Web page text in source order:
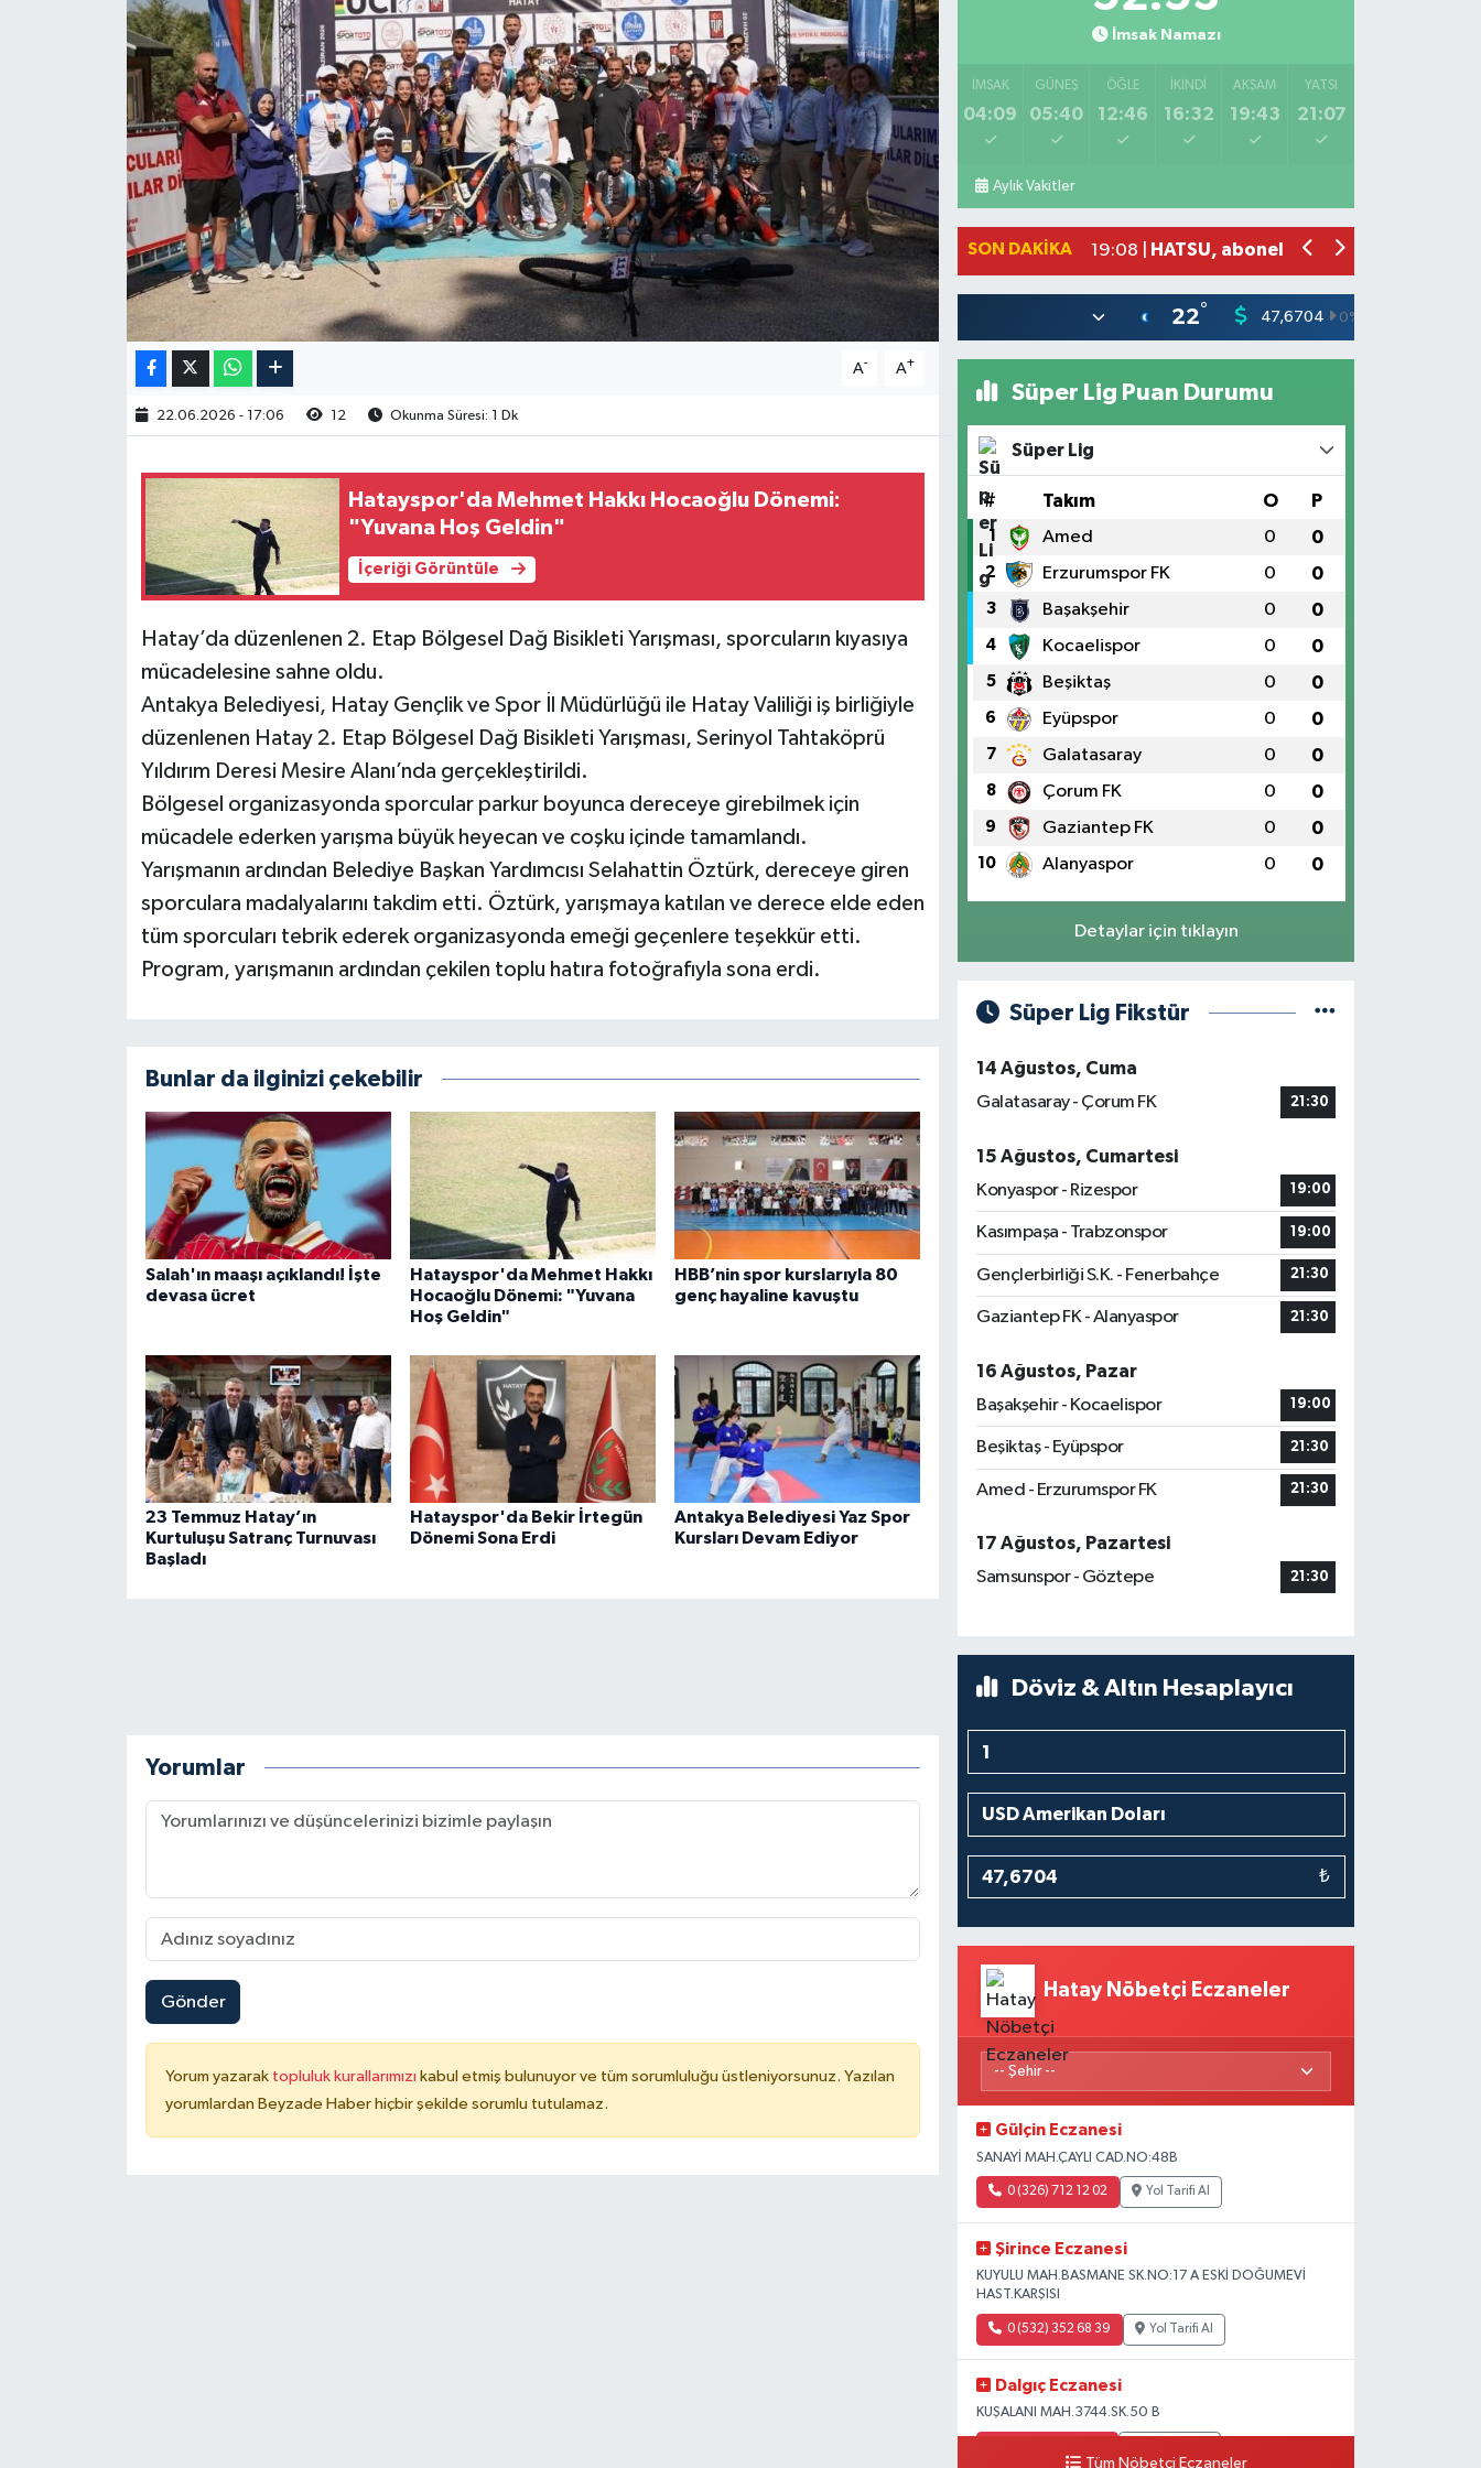
A- A+
22.06.2026 - 17:06 12 Okunma Süresi: 1 Dk
Hatayspor'da Mehmet Hakkı Hocaoğlu Dönemi:
"Yuvana Hoş Geldin"
İçeriği Görüntüle
Hatay’da düzenlenen 2. Etap Bölgesel Dağ Bisikleti Yarışması, sporcuların kıyasıya
mücadelesine sahne oldu.
Antakya Belediyesi, Hatay Gençlik ve Spor İl Müdürlüğü ile Hatay Valiliği iş birliğiyle
düzenlenen Hatay 2. Etap Bölgesel Dağ Bisikleti Yarışması, Serinyol Tahtaköprü
Yıldırım Deresi Mesire Alanı’nda gerçekleştirildi.
Bölgesel organizasyonda sporcular parkur boyunca dereceye girebilmek için
mücadele ederken yarışma büyük heyecan ve coşku içinde tamamlandı.
Yarışmanın ardından Belediye Başkan Yardımcısı Selahattin Öztürk, dereceye giren
sporculara madalyalarını takdim etti. Öztürk, yarışmaya katılan ve derece elde eden
tüm sporcuları tebrik ederek organizasyonda emeği geçenlere teşekkür etti.
Program, yarışmanın ardından çekilen toplu hatıra fotoğrafıyla sona erdi.
Bunlar da ilginizi çekebilir
Salah'ın maaşı açıklandı! İşte
devasa ücret
Hatayspor'da Mehmet Hakkı
Hocaoğlu Dönemi: "Yuvana
Hoş Geldin"
HBB’nin spor kurslarıyla 80
genç hayaline kavuştu
23 Temmuz Hatay’ın
Kurtuluşu Satranç Turnuvası
Başladı
Hatayspor'da Bekir İrtegün
Dönemi Sona Erdi
Antakya Belediyesi Yaz Spor
Kursları Devam Ediyor
Yorumlar
Gönder
Yorum yazarak topluluk kurallarımızı kabul etmiş bulunuyor ve tüm sorumluluğu üstleniyorsunuz. Yazılan
yorumlardan Beyzade Haber hiçbir şekilde sorumlu tutulamaz.
İmsak Namazı
İMSAK
04:09
GÜNEŞ
05:40
ÖĞLE
12:46
İKINDI
16:32
AKŞAM
19:43
YATSI
21:07
Aylık Vakitler
SON DAKIKA
21:17 |
19:08 |
HATSU, abonelerine bin litre suyu
22° 47,6704 0%
Süper Lig Puan Durumu
Süper Lig
# Takım O P
1 Amed 0 0
2 Erzurumspor FK 0 0
3 Başakşehir 0 0
4 Kocaelispor 0 0
5 Beşiktaş 0 0
6 Eyüpspor 0 0
7 Galatasaray 0 0
8 Çorum FK 0 0
9 Gaziantep FK 0 0
10 Alanyaspor 0 0
Detaylar için tıklayın
Süper Lig Fikstür
14 Ağustos, Cuma
Galatasaray - Çorum FK
21:30
15 Ağustos, Cumartesi
Konyaspor - Rizespor
19:00
Kasımpaşa - Trabzonspor 19:00
Gençlerbirliği S.K. - Fenerbahçe 21:30
Gaziantep FK - Alanyaspor 21:30
16 Ağustos, Pazar
Başakşehir - Kocaelispor
19:00
Beşiktaş - Eyüpspor 21:30
Amed - Erzurumspor FK 21:30
17 Ağustos, Pazartesi
Samsunspor - Göztepe
21:30
Döviz & Altın Hesaplayıcı
₺
Hatay Nöbetçi Eczaneler
Gülçin Eczanesi
SANAYİ MAH.ÇAYLI CAD.NO:48B
0 (326) 712 12 02 Yol Tarifi Al
Şirince Eczanesi
KUYULU MAH.BASMANE SK.NO:17 A ESKİ DOĞUMEVİ
HAST.KARŞISI
0 (532) 352 68 39 Yol Tarifi Al
Dalgıç Eczanesi
KUŞALANI MAH.3744.SK.50 B
Tüm Nöbetçi Eczaneler